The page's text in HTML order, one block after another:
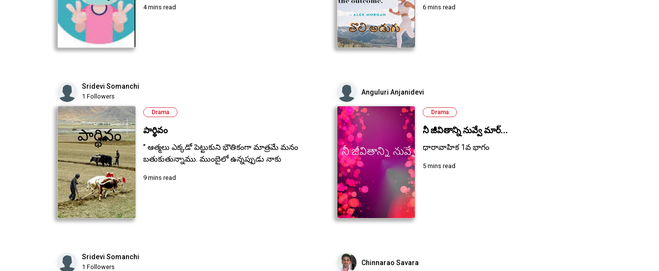
4 mins read 6 mins read
Sridevi Somanchi
1 Followers
Drama
పార్థివం
" ఆత్మలు ఎక్కడో పెట్టుకుని భౌతికంగా మాత్రమే మనం
బతుకుతున్నాము. ముంబైలో ఉన్నప్పుడు నాకు
9 mins read
Anguluri Anjanidevi
Drama
నీ జీవితాన్ని నువ్వే మార్...
ధారావాహిక 1వ భాగం
5 mins read
Sridevi Somanchi
1 Followers
Chinnarao Savara